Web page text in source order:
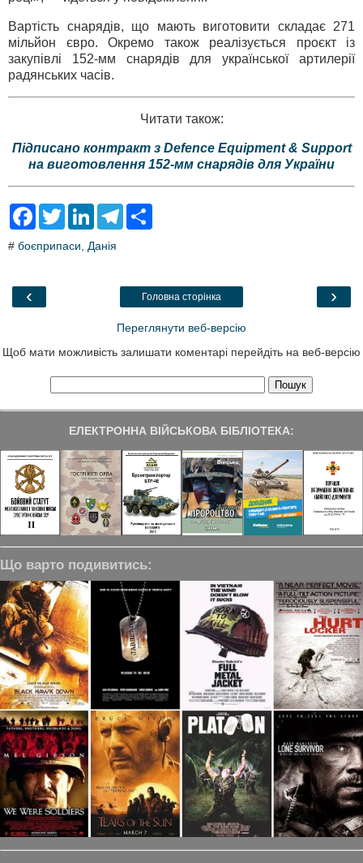
Вартість снарядів, що мають виготовити складає 271
мільйон євро. Окремо також реалізується проєкт із
закупівлі 152-мм снарядів для української артилерії
радянських часів.
Читати також:
Підписано контракт з Defence Equipment & Support
на виготовлення 152-мм снарядів для України
F
e
o
T
t
L
k
T
a
# боєприпаси Данія
‹ ›
Головна сторінка
Переглянути веб-версію
Щоб мати можливість залишати коментарі перейдіть на веб-версію
ЕЛЕКТРОННА ВІЙСЬКОВА БІБЛІОТЕКА:
Що варто подивитись: